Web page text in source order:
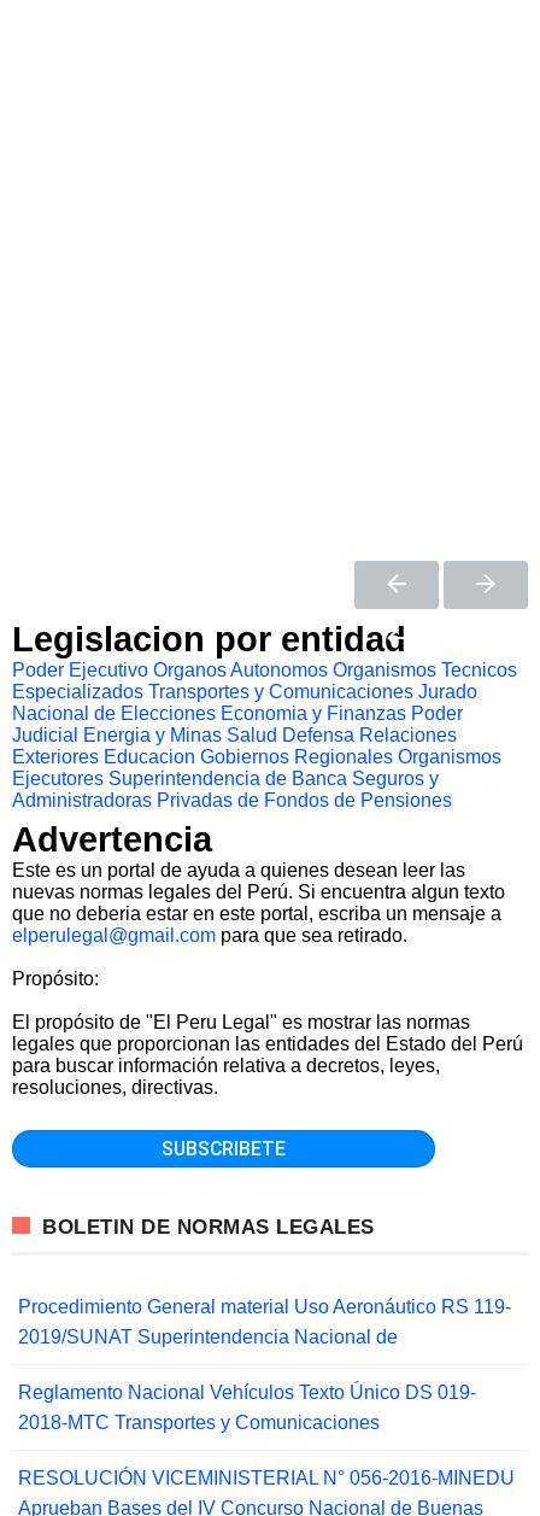
Legislacion por entidad
Poder Ejecutivo Organos Autonomos Organismos Tecnicos
Especializados Transportes y Comunicaciones Jurado
Nacional de Elecciones Economia y Finanzas Poder
Judicial
Energia y Minas Salud Defensa Relaciones
Exteriores Educacion Gobiernos Regionales Organismos
Ejecutores Superintendencia de Banca Seguros y
Administradoras Privadas de Fondos de Pensiones
Advertencia
Este es un portal de ayuda a quienes desean leer las
nuevas normas legales del Perú. Si encuentra algun texto
que no deberia estar en este portal, escriba un mensaje a
elperulegal@gmail.com para que sea retirado.
Propósito:
El propósito de "El Peru Legal" es mostrar las normas
legales que proporcionan las entidades del Estado del Perú
para buscar información relativa a decretos, leyes,
resoluciones, directivas.
BOLETIN DE NORMAS LEGALES
Procedimiento General material Uso Aeronáutico RS 119-
2019/SUNAT Superintendencia Nacional de
Reglamento Nacional Vehículos Texto Único DS 019-
2018-MTC Transportes y Comunicaciones
RESOLUCIÓN VICEMINISTERIAL N° 056-2016-MINEDU
Aprueban Bases del IV Concurso Nacional de Buenas